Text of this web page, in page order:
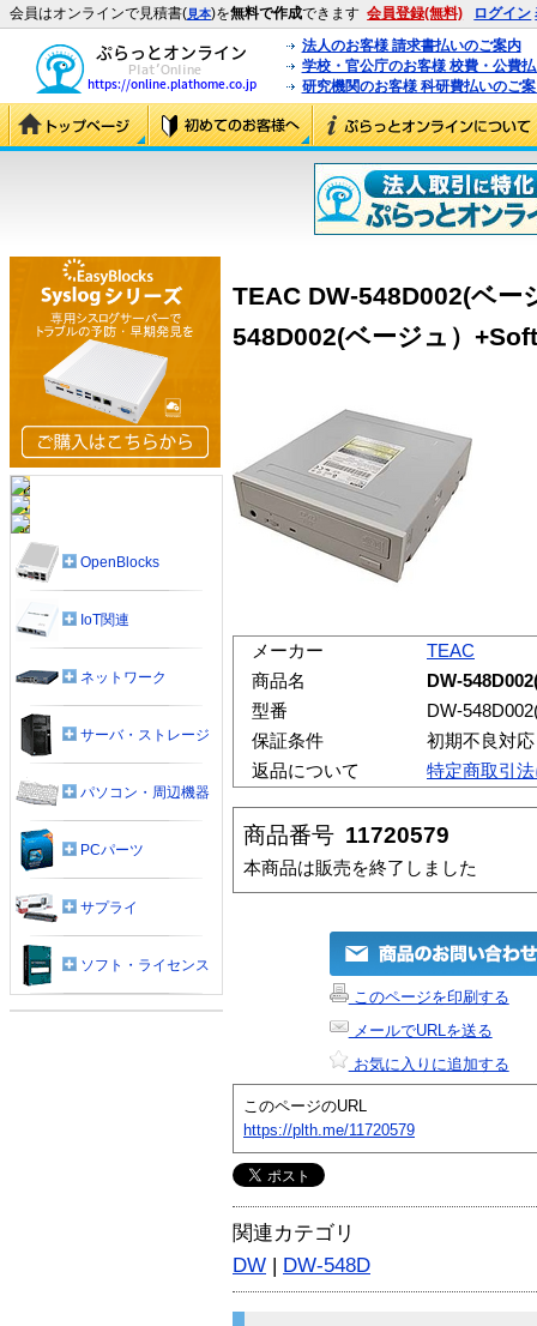
会員はオンラインで見積書(見本)を無料で作成できます 会員登録(無料) ログイン
法人のお客様 請求書払いのご案内
学校・官公庁のお客様 校費・公費
研究機関のお客様 科研費払いのご
TEAC DW-548D002(ベー
548D002(ベージュ）
メーカー
TEAC
商品名
DW-
型番
DW-
保証条件
初期不良対
返品について
特定商取引
商品番号 11720579
本商品は販売を終了しました
このページを印刷する
メールでURLを送る
お気に入りに追加する
このページのURL
https://plth.me/11720579
関連カテゴリ
DW | DW-548D
OpenBlocks
IoT関連
ネットワーク
サーバ・ストレージ
パソコン・周辺機器
PCパーツ
サプライ
ソフト・ライセンス